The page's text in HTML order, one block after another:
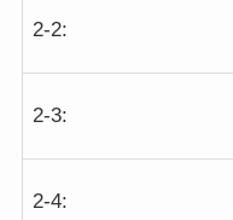
2-2:
2-3:
2-4: